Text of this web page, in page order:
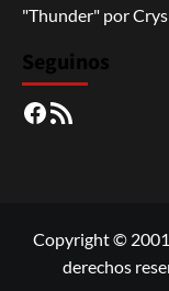
"Thunder" por
Seguinos
Facebook
RSS
Copyright ©
derechos